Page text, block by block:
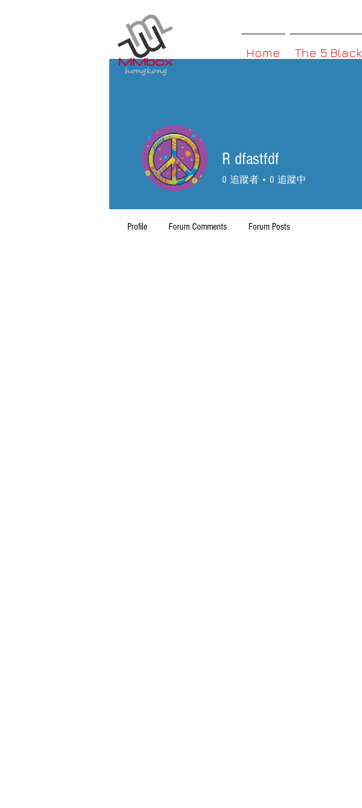
Home The 5 Black
R dfastfdf
0 追蹤者 0 追蹤中
Profile Forum Comments Forum Posts